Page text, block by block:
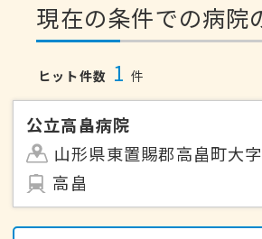
現在の条件での病院
ヒット件数 1 件
公立高畠病院
山形県東置賜郡高畠町大
高畠